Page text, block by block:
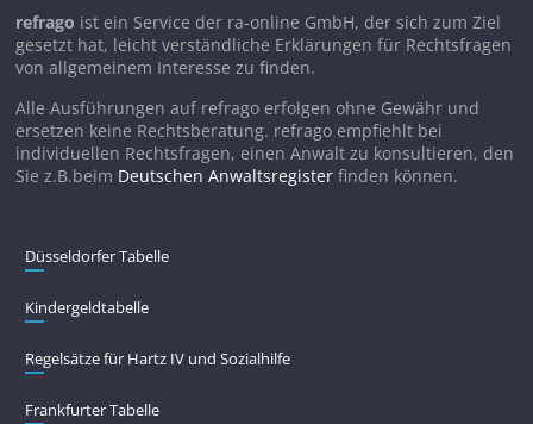
refrago ist ein Service der ra-online GmbH, der sich zum Ziel
gesetzt hat, leicht verständliche Erklärungen für Rechtsfragen
von allgemeinem Interesse zu finden.
Alle Ausführungen auf refrago erfolgen ohne Gewähr und
ersetzen keine Rechtsberatung. refrago empfiehlt bei
individuellen Rechtsfragen, einen Anwalt zu konsultieren, den
Sie z.B.beim Deutschen Anwaltsregister finden können.
Düsseldorfer Tabelle
Kindergeldtabelle
Regelsätze für Hartz IV und Sozialhilfe
Frankfurter Tabelle